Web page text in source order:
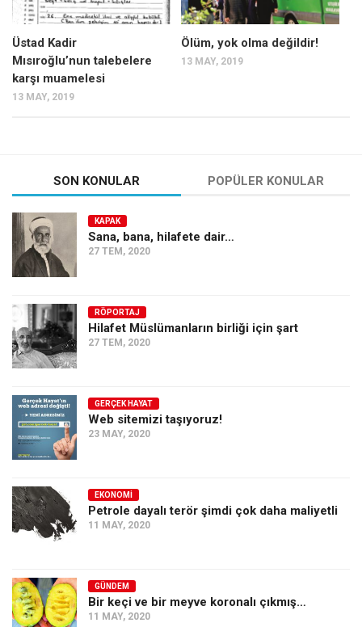
Ekonomi
Spor
Manzara
Sağlık
Türkiye
Dünya
Afrika
İslam Dünyası
Tarih
Düşünce
Üstad Kadir
Mısıroğlu’nun talebelere
karşı muamelesi
13 MAY, 2019
Ölüm, yok olma değildir!
13 MAY, 2019
SON KONULAR POPÜLER KONULAR
KAPAK
Sana, bana, hilafete dair…
27 TEM, 2020
RÖPORTAJ
Hilafet Müslümanların birliği için şart
27 TEM, 2020
GERÇEK HAYAT
Web sitemizi taşıyoruz!
23 MAY, 2020
EKONOMI
Petrole dayalı terör şimdi çok daha maliyetli
11 MAY, 2020
GÜNDEM
Bir keçi ve bir meyve koronalı çıkmış…
11 MAY, 2020